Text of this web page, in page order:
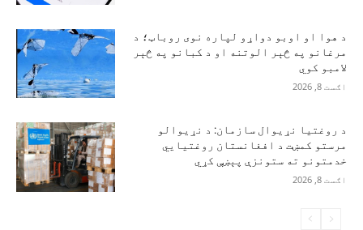
د هوا او اوبو دواړو لپاره نوی روباټ؛ د
مرغانو په څېر الوتنه او د کبانو په څېر
لامبو کوي
اګست 8, 2026
د روغتیا نړیوال سازمان: د نړیوالو
مرستو کمښت د افغانستان روغتیايي
خدمتونو ته ستونزې پېښې کړي
اګست 8, 2026